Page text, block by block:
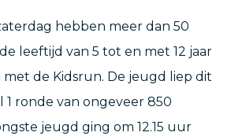
hebben meer dan 50
leeftijd van 5 tot en met 12 jaar
met de Kidsrun. De jeugd liep dit
1 ronde van ongeveer 850
jeugd ging om 12.15 uur